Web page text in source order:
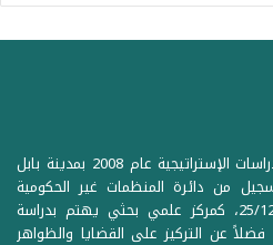
تأسس مركز حمورابي للبحوث والدراسات الإستراتيجية عام 2008 بمدينة بابل
من دائرة المنظمات غير الحكومية
المرقمة ((1Z71874 بتاريخ 25/12/2012، كمركز علمي بحثي يهتم بدراسة
فضلاً عن التركيز على القضايا والظواهر